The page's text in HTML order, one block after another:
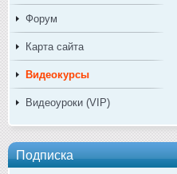
Форум
Карта сайта
Видеокурсы
Видеоуроки (VIP)
Подписка